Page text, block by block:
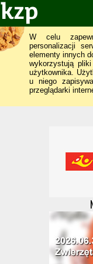
W celu
personalizacji
elementy innych
wykorzystują pliki
użytkownika.
u niego
przeglądarki